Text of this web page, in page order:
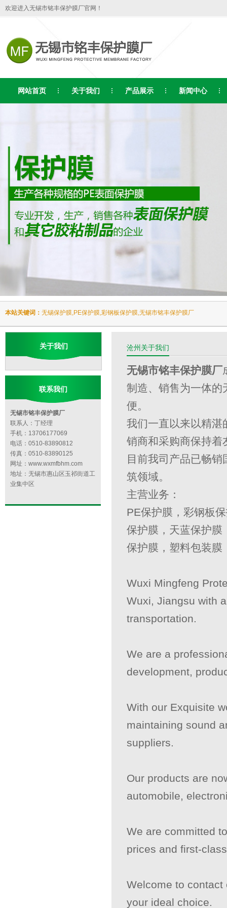
欢迎进入无锡市铭丰保护膜厂官网！
网站首页 关于我们 产品展示 新闻中心
本站关键词： 无锡保护膜,PE保护膜,彩钢板保护膜,无锡市铭丰保护膜厂
沧州关于我们
无锡市铭丰保护膜厂
制造、销售为一体的
便。
我们一直以来以精湛
销商和采购商保持着
目前我司产品已畅
筑领域。
主营业务：
PE保护膜，彩钢板
保护膜，天蓝保护膜
保护膜，塑料包装膜
Wuxi Mingfeng
Wuxi, Jiangsu with
transportation.
We are a
development,
With our Exquisite
maintaining sound
suppliers.
Our products are
automobile,
We are committed
prices and first-
Welcome to
your ideal choice.
关于我们
联系我们
无锡市铭丰保护膜厂
联系人：丁经理
手机：13706177069
电话：0510-83890812
传真：0510-83890125
网址：www.wxmfbhm.com
地址：无锡市惠山区玉祁街道工
业集中区